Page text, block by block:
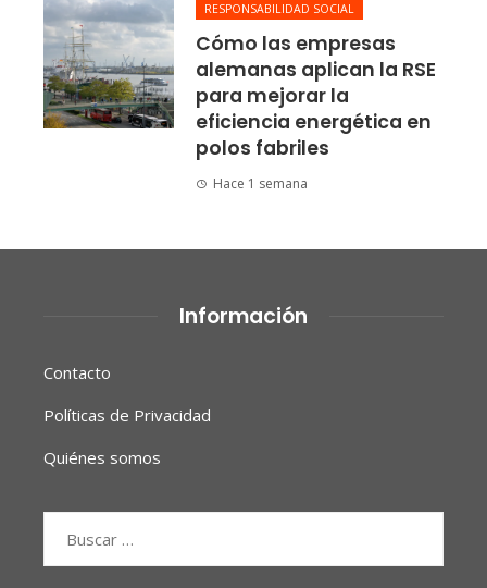
RESPONSABILIDAD SOCIAL
Cómo las empresas
alemanas aplican la RSE
para mejorar la
eficiencia energética en
polos fabriles
Hace 1 semana
Información
Contacto
Políticas de Privacidad
Quiénes somos